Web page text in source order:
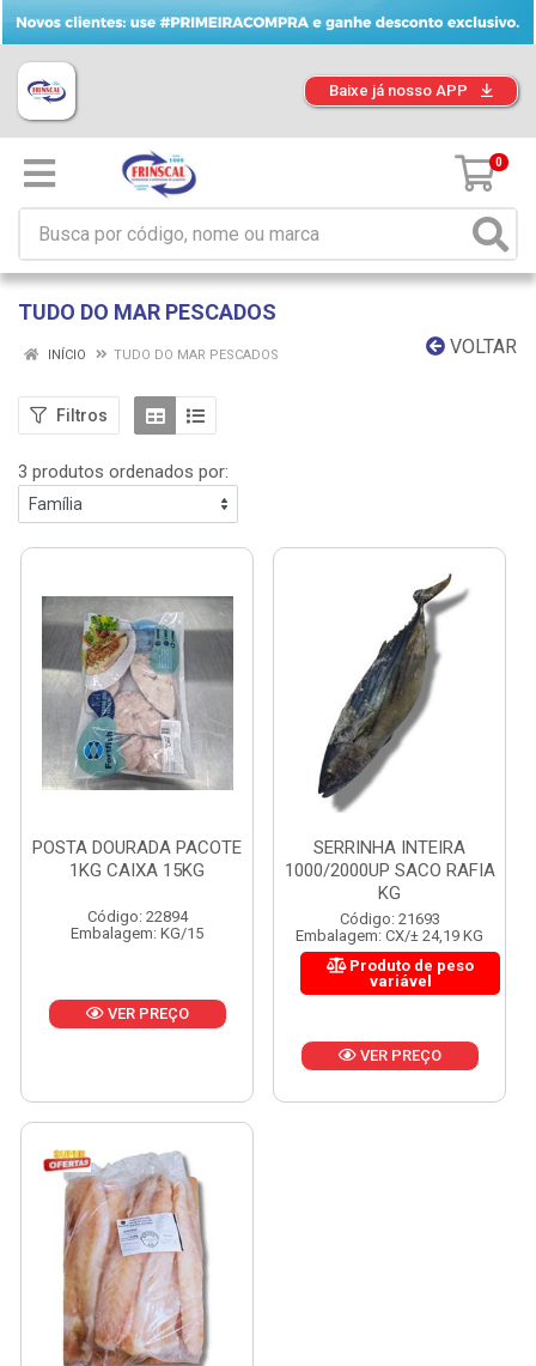
Baixe já nosso APP
0
TUDO DO MAR PESCADOS
VOLTAR
INÍCIO TUDO DO MAR PESCADOS
Filtros
3 produtos ordenados por:
POSTA DOURADA PACOTE
1KG CAIXA 15KG
Código: 22894
Embalagem: KG/15
VER PREÇO
SERRINHA INTEIRA
1000/2000UP SACO RAFIA
KG
Código: 21693
Embalagem: CX/± 24,19 KG
Produto de peso
variável
VER PREÇO